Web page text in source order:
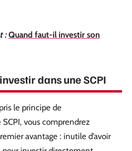
: Quand faut-il investir son
dans une SCPI
le principe de
vous comprendrez
avantage : inutile d’avoir